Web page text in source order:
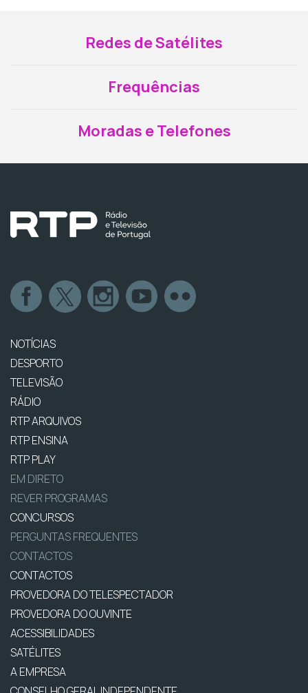
Redes de Satélites
Frequências
Moradas e Telefones
NOTÍCIAS
DESPORTO
TELEVISÃO
RÁDIO
RTP ARQUIVOS
RTP ENSINA
RTP PLAY
EM DIRETO
REVER PROGRAMAS
CONCURSOS
PERGUNTAS FREQUENTES
CONTACTOS
CONTACTOS
PROVEDORA DO TELESPECTADOR
PROVEDORA DO OUVINTE
ACESSIBILIDADES
SATÉLITES
A EMPRESA